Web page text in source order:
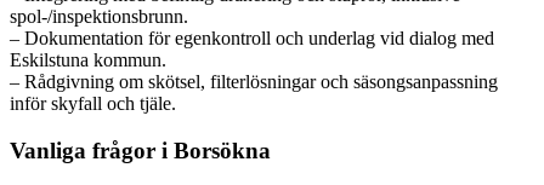
spol-/inspektionsbrunn.
– Dokumentation för egenkontroll och underlag vid dialog med
Eskilstuna kommun.
– Rådgivning om skötsel, filterlösningar och säsongsanpassning
inför skyfall och tjäle.
Vanliga frågor i Borsökna